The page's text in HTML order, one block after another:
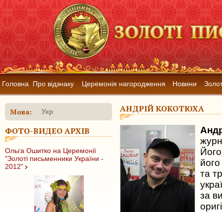
Головна Про відзнаку Церемонія нагородження Новини
Мова: Укр
ФОТО-ВИДЕО АРХІВ
Ольга Ошитко на Церемонії
"Золоті письменники України -
2012"
АНДРІЙ КОКОТЮХА
та
за